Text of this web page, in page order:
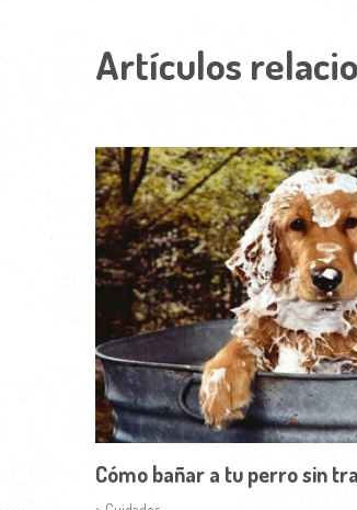
Artículos
Cómo bañar a tu perro sin